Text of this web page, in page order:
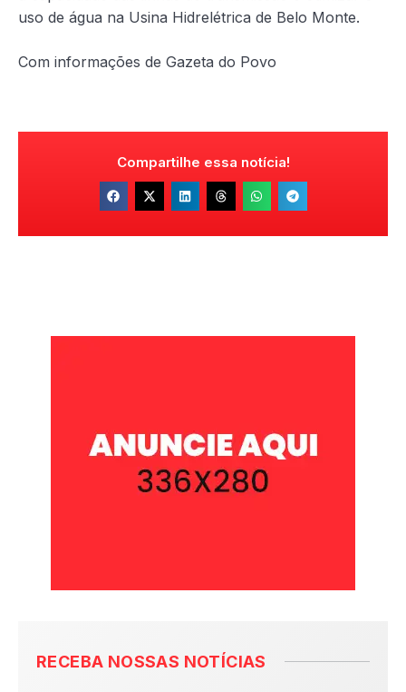
uso de água na Usina Hidrelétrica de Belo Monte.
Com informações de Gazeta do Povo
Compartilhe essa notícia!
RECEBA NOSSAS NOTÍCIAS